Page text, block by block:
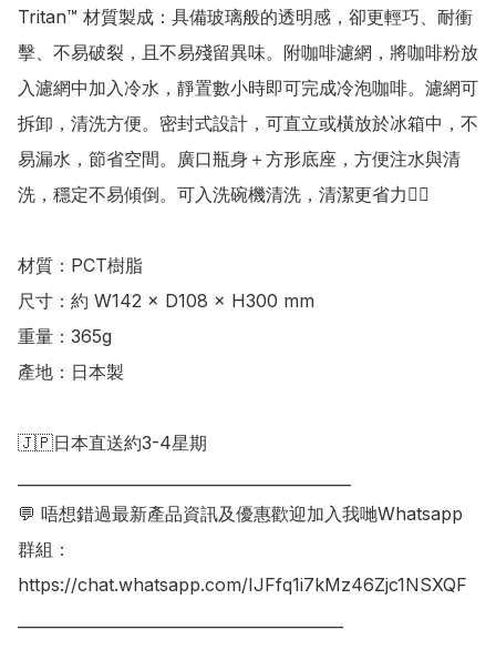
Tritan™ 材質製成：具備玻璃般的透明感，卻更輕巧、耐衝
擊、不易破裂，且不易殘留異味。附咖啡濾網，將咖啡粉放
入濾網中加入冷水，靜置數小時即可完成冷泡咖啡。濾網可
拆卸，清洗方便。密封式設計，可直立或橫放於冰箱中，不
易漏水，節省空間。廣口瓶身＋方形底座，方便注水與清
洗，穩定不易傾倒。可入洗碗機清洗，清潔更省力👍🏻
材質：PCT樹脂
尺寸：約 W142 × D108 × H300 mm
重量：365g
產地：日本製
🇯🇵日本直送約3-4星期
💬 唔想錯過最新產品資訊及優惠歡迎加入我哋Whatsapp
群組：
https://chat.whatsapp.com/IJFfq1i7kMz46Zjc1NSXQF